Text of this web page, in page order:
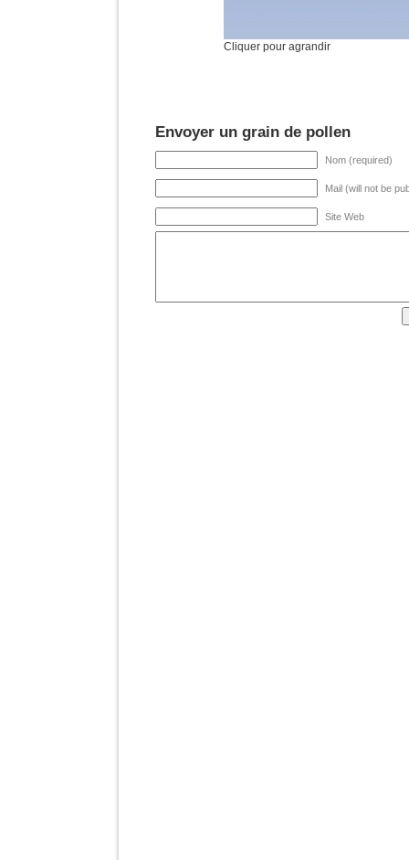
Cliquer pour agrandir
Envoyer un grain de pollen
Nom (required)
Mail (will not be
Site Web